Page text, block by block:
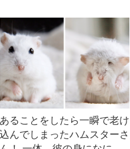
あることをしたら一瞬で老け
込んでしまったハムスターさ